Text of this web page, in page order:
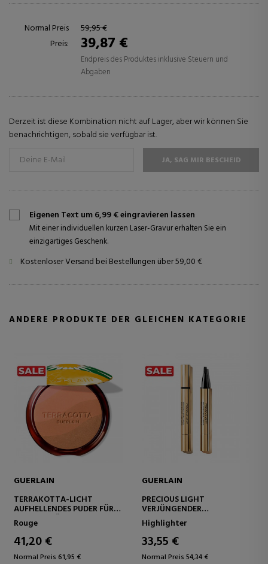
Normal Preis
59,95 €
Preis:
39,87 €
Endpreis des Produktes inklusive Steuern und
Abgaben
Derzeit ist diese Kombination nicht auf Lager, aber wir können Sie
benachrichtigen, sobald sie verfügbar ist.
JA, SAG MIR BESCHEID
Eigenen Text um 6,99 € eingravieren lassen
Mit einer individuellen kurzen Laser-Gravur erhalten Sie ein
einzigartiges Geschenk.
Kostenloser Versand bei Bestellungen über 59,00 €
ANDERE PRODUKTE DER GLEICHEN KATEGORIE
LICHT
PUDER FÜR
NATÜRLICH
TEINT – 96 %
URSPRUNGS
€
Preis 61,95 €
GUERLAIN
PRECIOUS LIGHT
VERJÜNGENDER
ILLUMINATOR
Highlighter
33,55 €
Normal Preis 54,34 €